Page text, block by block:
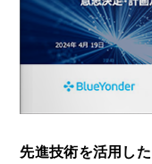
先進技術を活用し